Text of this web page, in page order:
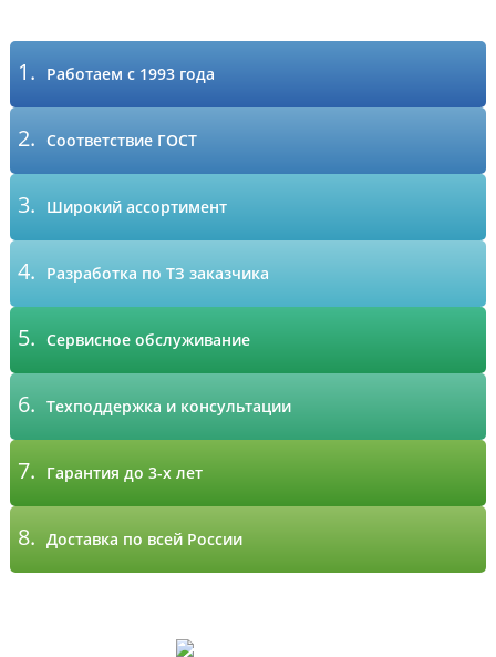
1. Работаем с 1993 года
2. Соответствие ГОСТ
3. Широкий ассортимент
4. Разработка по ТЗ заказчика
5. Сервисное обслуживание
6. Техподдержка и консультации
7. Гарантия до 3-х лет
8. Доставка по всей России